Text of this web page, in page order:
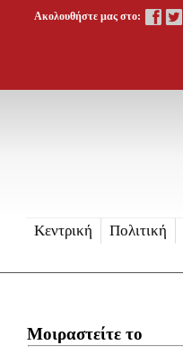
Ακολουθήστε μας στο:
Κεντρική Πολιτική
Μοιραστείτε το